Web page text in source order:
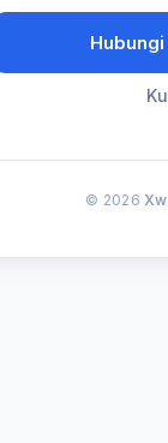
© 2026